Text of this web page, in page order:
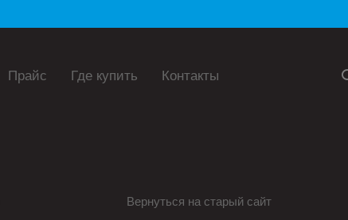
Прайс Где купить Контакты
Вернуться на старый сайт